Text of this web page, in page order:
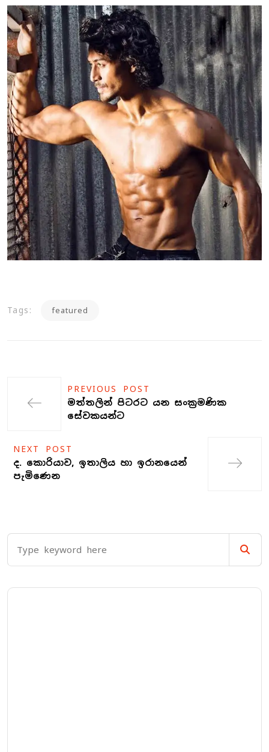
Tags: featured
PREVIOUS POST
මත්තලින් පිටරට යන සංක්‍රමණික
සේවකයන්ට
NEXT POST
ද. කොරියාව, ඉතාලිය හා ඉරානයෙන්
පැමිණෙන